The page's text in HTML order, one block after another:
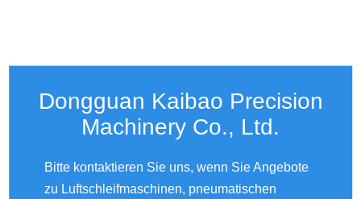
Dongguan Kaibao Precision
Machinery Co., Ltd.​​​​​​​
Bitte kontaktieren Sie uns, wenn Sie Angebote
zu Luftschleifmaschinen, pneumatischen